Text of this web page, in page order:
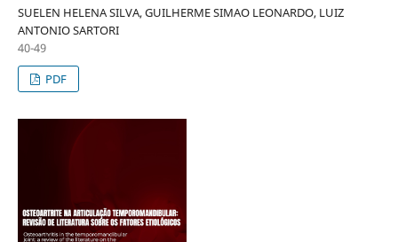
SUELEN HELENA SILVA, GUILHERME SIMAO LEONARDO, LUIZ
ANTONIO SARTORI
40-49
PDF